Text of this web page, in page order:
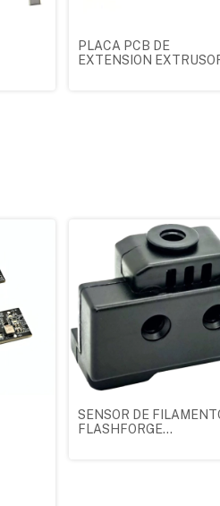
PLACA PCB DE
EXTENSION
SENSOR DE
FLASHFORGE